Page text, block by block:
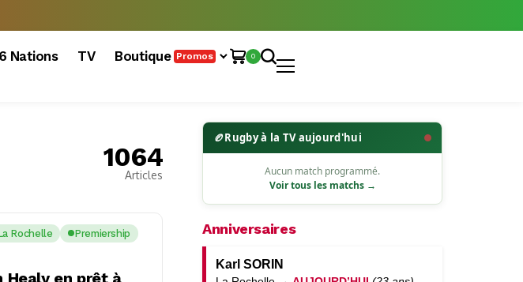
6 Nations TV Boutique Promos 0
1064
Articles
Rochelle
Premiership
Healy en prêt à
🏉Rugby à la TV aujourd'hui
Aucun match programmé.
Voir tous les matchs →
Anniversaires
Karl SORIN